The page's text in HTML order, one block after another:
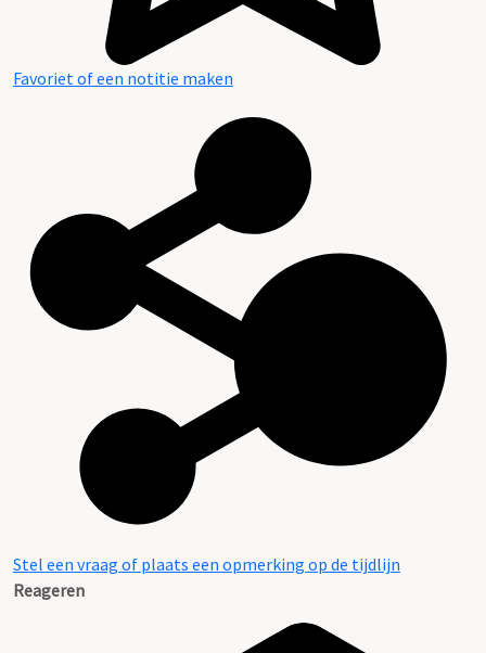
Favoriet of een notitie maken
Stel een vraag of plaats een opmerking op de tijdlijn
Reageren